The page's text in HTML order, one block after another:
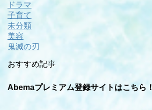
ドラマ
子育て
未分類
美容
鬼滅の刃
おすすめ記事
Abemaプレミアム登録サイトはこちら！